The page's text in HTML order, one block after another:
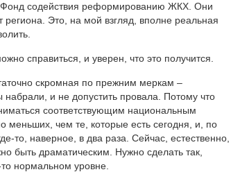
содействия реформированию ЖКХ. Они
Это, на мой взгляд, вполне реальная
справиться, и уверен, что это получится.
скромная по прежним меркам –
и не допустить провала. Потому что
соответствующим национальным
меньших, чем те, которые есть сегодня, и, по
то, наверное, в два раза. Сейчас, естественно,
быть драматическим. Нужно сделать так,
нормальном уровне.